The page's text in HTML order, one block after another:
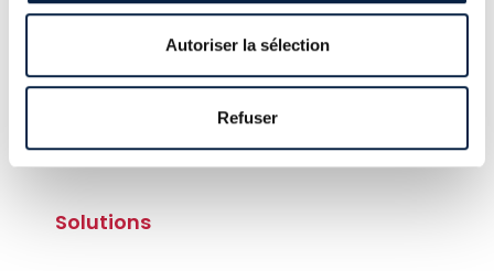
Autoriser la sélection
Refuser
Étant donné le risque associé,
préconisons de corriger cette
vulnérabilité sans plus attendre pour
toute machine exposée sur Internet
lorsque le correctif sera disponible.
Solutions